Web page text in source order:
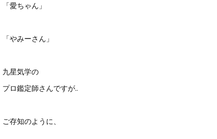
「愛ちゃん」
「やみーさん」
九星気学の
プロ鑑定師さんですが..
ご存知のように、